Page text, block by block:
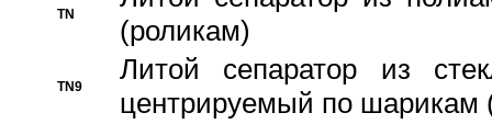
TN
(роликам)
TN9
Литой сепаратор из
центрируемый по шарикам